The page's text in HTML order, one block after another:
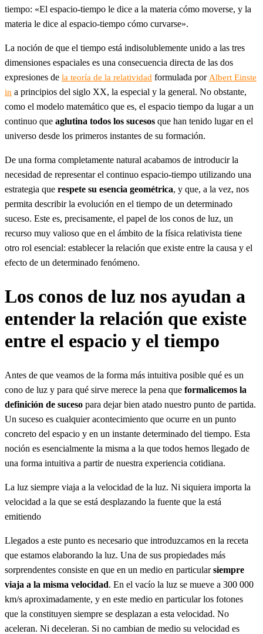
tiempo: «El espacio-tiempo le dice a la materia cómo moverse, y la
materia le dice al espacio-tiempo cómo curvarse».
La noción de que el tiempo está indisolublemente unido a las tres
dimensiones espaciales es una consecuencia directa de las dos
expresiones de la teoría de la relatividad formulada por Albert Einste
in a principios del siglo XX, la especial y la general. No obstante,
como el modelo matemático que es, el espacio tiempo da lugar a un
continuo que aglutina todos los sucesos que han tenido lugar en el
universo desde los primeros instantes de su formación.
De una forma completamente natural acabamos de introducir la
necesidad de representar el continuo espacio-tiempo utilizando una
estrategia que respete su esencia geométrica, y que, a la vez, nos
permita describir la evolución en el tiempo de un determinado
suceso. Este es, precisamente, el papel de los conos de luz, un
recurso muy valioso que en el ámbito de la física relativista tiene
otro rol esencial: establecer la relación que existe entre la causa y el
efecto de un determinado fenómeno.
Los conos de luz nos ayudan a
entender la relación que existe
entre el espacio y el tiempo
Antes de que veamos de la forma más intuitiva posible qué es un
cono de luz y para qué sirve merece la pena que formalicemos la
definición de suceso para dejar bien atado nuestro punto de partida.
Un suceso es cualquier acontecimiento que ocurre en un punto
concreto del espacio y en un instante determinado del tiempo. Esta
noción es esencialmente la misma a la que todos hemos llegado de
una forma intuitiva a partir de nuestra experiencia cotidiana.
La luz siempre viaja a la velocidad de la luz. Ni siquiera importa la
velocidad a la que se está desplazando la fuente que la está
emitiendo
Llegados a este punto es necesario que introduzcamos en la receta
que estamos elaborando la luz. Una de sus propiedades más
sorprendentes consiste en que en un medio en particularsiempre
viaja a la misma velocidad. En el vacío la luz se mueve a 300 000
km/s aproximadamente, y en este medio en particular los fotones
que la constituyen siempre se desplazan a esta velocidad. No
aceleran. Ni deceleran. Si no cambian de medio su velocidad es